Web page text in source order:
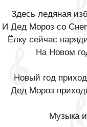
Здесь ледяная
И Дед Мороз со
Ёлку сейчас
На Новом
Новый год
Дед Мороз
Музыка